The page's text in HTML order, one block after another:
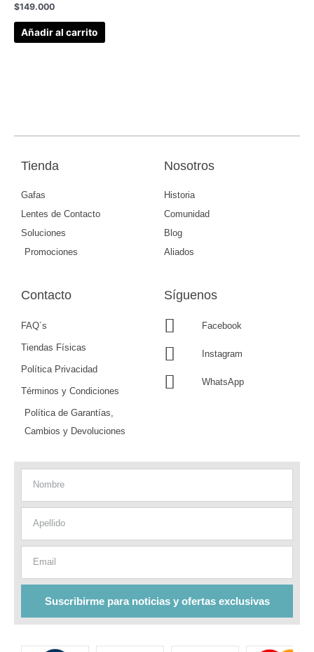
$149.000
Añadir al carrito
Tienda
Gafas
Lentes de Contacto
Soluciones
Promociones
Nosotros
Historia
Comunidad
Blog
Aliados
Contacto
FAQ´s
Tiendas Físicas
Política Privacidad
Términos y Condiciones
Política de Garantías,
Cambios y Devoluciones
Síguenos
Facebook
Instagram
WhatsApp
Suscribirme para noticias y ofertas exclusivas